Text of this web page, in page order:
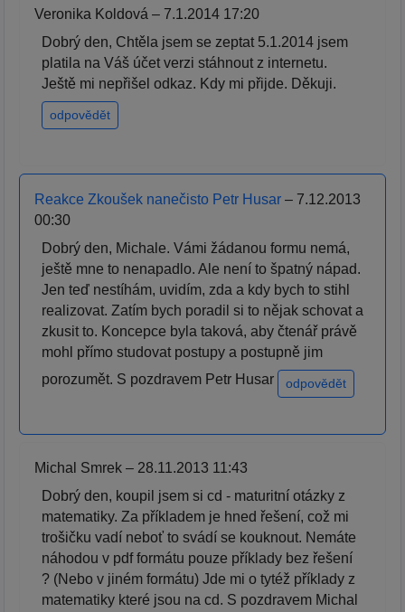
Veronika Koldová – 7.1.2014 17:20
Dobrý den, Chtěla jsem se zeptat 5.1.2014 jsem
platila na Váš účet verzi stáhnout z internetu.
Ještě mi nepřišel odkaz. Kdy mi přijde. Děkuji.
odpovědět
Reakce Zkoušek nanečisto Petr Husar – 7.12.2013
00:30
Dobrý den, Michale. Vámi žádanou formu nemá,
ještě mne to nenapadlo. Ale není to špatný nápad.
Jen teď nestíhám, uvidím, zda a kdy bych to stihl
realizovat. Zatím bych poradil si to nějak schovat a
zkusit to. Koncepce byla taková, aby čtenář právě
mohl přímo studovat postupy a postupně jim
porozumět. S pozdravem Petr Husar
odpovědět
Michal Smrek – 28.11.2013 11:43
Dobrý den, koupil jsem si cd - maturitní otázky z
matematiky. Za příkladem je hned řešení, což mi
trošičku vadí neboť to svádí se kouknout. Nemáte
náhodou v pdf formátu pouze příklady bez řešení
? (Nebo v jiném formátu) Jde mi o tytéž příklady z
matematiky které jsou na cd. S pozdravem Michal